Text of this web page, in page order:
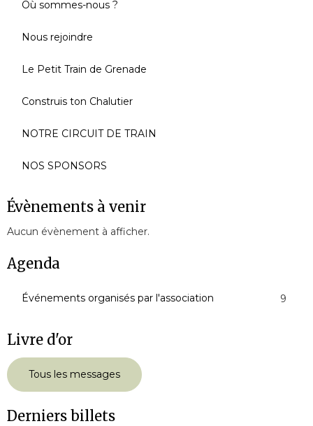
Où sommes-nous ?
Nous rejoindre
Le Petit Train de Grenade
Construis ton Chalutier
NOTRE CIRCUIT DE TRAIN
NOS SPONSORS
Évènements à venir
Aucun évènement à afficher.
Agenda
Événements organisés par l'association 9
Livre d'or
Tous les messages
Derniers billets